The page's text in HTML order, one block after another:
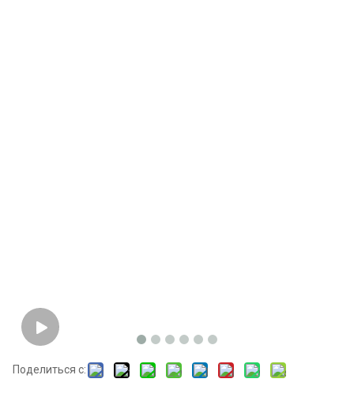
Поделиться с: